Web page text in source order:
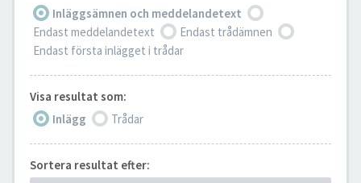
Inläggsämnen och meddelandetext
Endast meddelandetext
Endast trådämnen
Endast första inlägget i trådar
Visa resultat som:
Inlägg
Trådar
Sortera resultat efter: